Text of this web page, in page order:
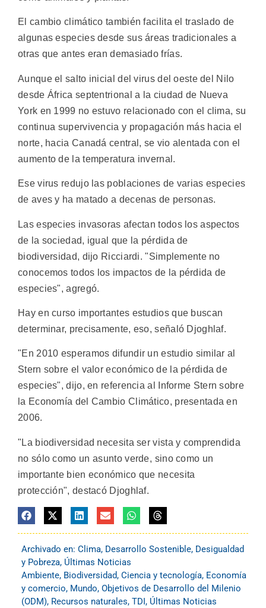
El cambio climático también facilita el traslado de
algunas especies desde sus áreas tradicionales a
otras que antes eran demasiado frías.
Aunque el salto inicial del virus del oeste del Nilo
desde África septentrional a la ciudad de Nueva
York en 1999 no estuvo relacionado con el clima, su
continua supervivencia y propagación más hacia el
norte, hacia Canadá central, se vio alentada con el
aumento de la temperatura invernal.
Ese virus redujo las poblaciones de varias especies
de aves y ha matado a decenas de personas.
Las especies invasoras afectan todos los aspectos
de la sociedad, igual que la pérdida de
biodiversidad, dijo Ricciardi. "Simplemente no
conocemos todos los impactos de la pérdida de
especies", agregó.
Hay en curso importantes estudios que buscan
determinar, precisamente, eso, señaló Djoghlaf.
"En 2010 esperamos difundir un estudio similar al
Stern sobre el valor económico de la pérdida de
especies", dijo, en referencia al Informe Stern sobre
la Economía del Cambio Climático, presentada en
2006.
"La biodiversidad necesita ser vista y comprendida
no sólo como un asunto verde, sino como un
importante bien económico que necesita
protección", destacó Djoghlaf.
Archivado en: Clima, Desarrollo Sostenible, Desigualdad
y Pobreza, Últimas Noticias
Ambiente, Biodiversidad, Ciencia y tecnología, Economía
y comercio, Mundo, Objetivos de Desarrollo del Milenio
(ODM), Recursos naturales, TDI , Últimas Noticias